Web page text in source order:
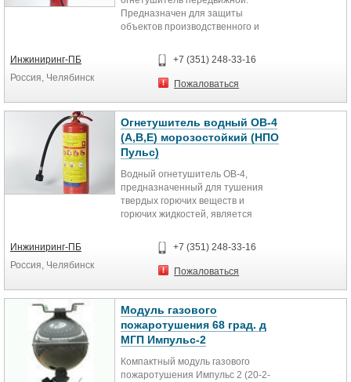
Предназначен для защиты
объектов производственного и
Инжиниринг-ПБ
Россия, Челябинск
+7 (351) 248-33-16
Пожаловаться
Огнетушитель водный ОВ-4
(А,В,E) морозостойкий (НПО
Пульс)
Водный огнетушитель ОВ-4,
предназначенный для тушения
твердых горючих веществ и
горючих жидкостей, является
изделием для...
Инжиниринг-ПБ
Россия, Челябинск
+7 (351) 248-33-16
Пожаловаться
Модуль газового
пожаротушения 68 град. д
МГП Импульс-2
Компактный модуль газового
пожаротушения Импульс 2 (20-2-